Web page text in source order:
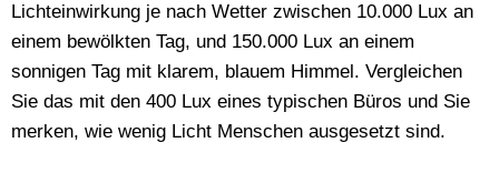
Lichteinwirkung je nach Wetter zwischen 10.000 Lux an
einem bewölkten Tag, und 150.000 Lux an einem
sonnigen Tag mit klarem, blauem Himmel. Vergleichen
Sie das mit den 400 Lux eines typischen Büros und Sie
merken, wie wenig Licht Menschen ausgesetzt sind.